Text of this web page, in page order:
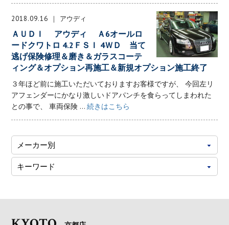
2018.09.16 アウディ
ＡＵＤＩ アウディ Ａ6オールロ
ードクワトロ 4.2ＦＳＩ 4ＷＤ 当て
逃げ保険修理＆磨き＆ガラスコーテ
ィング＆オプション再施工＆新規オプション施工終了
３年ほど前に施工いただいておりますお客様ですが、 今回左リ
アフェンダーにかなり激しいドアパンチを食らってしまわれた
との事で、 車両保険 ...続きはこちら